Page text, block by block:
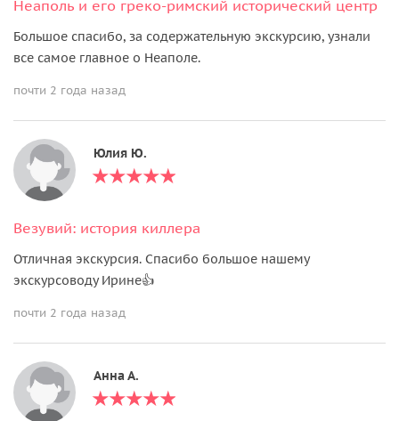
Неаполь и его греко-римский исторический центр
Большое спасибо, за содержательную экскурсию, узнали
все самое главное о Неаполе.
почти 2 года назад
Юлия Ю.
Везувий: история киллера
Отличная экскурсия. Спасибо большое нашему
экскурсоводу Ирине👍
почти 2 года назад
Анна А.